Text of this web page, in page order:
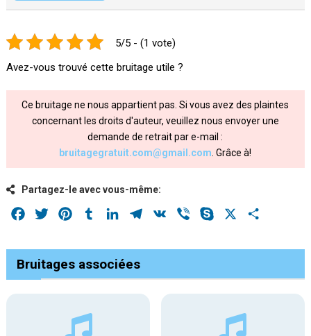
5/5 - (1 vote)
Avez-vous trouvé cette bruitage utile ?
Ce bruitage ne nous appartient pas. Si vous avez des plaintes
concernant les droits d'auteur, veuillez nous envoyer une
demande de retrait par e-mail :
bruitagegratuit.com@gmail.com . Grâce à!
Partagez-le avec vous-même:
Facebook
Twitter PinterestTumblrLinkedInTelegram
VK Viber Skype
Bruitages associées